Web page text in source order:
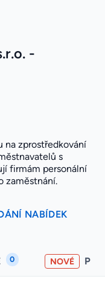
-
na zprostředkování
s
firmám personální
zaměstnání.
NABÍDEK
0 NOVÉ